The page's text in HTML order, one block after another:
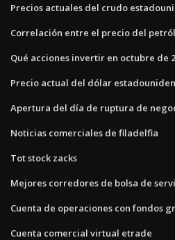
Precios actuales del crudo
Correlación entre el precio del
Qué acciones invertir en octubre de
Precio actual del dólar
Apertura del día de ruptura de
Noticias comerciales de filadelfia
Tot stock zacks
Mejores corredores de bolsa de
Cuenta de operaciones con fondos
Cuenta comercial virtual etrade